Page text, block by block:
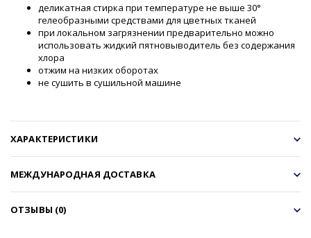
деликатная стирка при температуре не выше 30°
гелеобразными средствами для цветных тканей
при локальном загрязнении предварительно можно
использовать жидкий пятновыводитель без содержания
хлора
отжим на низких оборотах
не сушить в сушильной машине
ХАРАКТЕРИСТИКИ
МЕЖДУНАРОДНАЯ ДОСТАВКА
ОТЗЫВЫ (0)